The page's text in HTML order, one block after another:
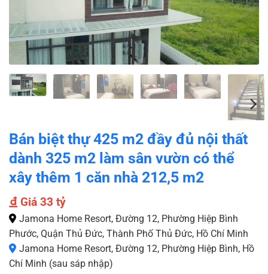
Bán biệt thự 425 m2 đầy đủ nội thất
dành 325 m2 làm sân vườn có thể
xây thêm 1 căn nhà 212,5 m2
Giá 33 tỷ
Jamona Home Resort, Đường 12, Phường Hiệp Bình
Phước, Quận Thủ Đức, Thành Phố Thủ Đức, Hồ Chí Minh
Jamona Home Resort, Đường 12, Phường Hiệp Bình, Hồ
Chí Minh (sau sáp nhập)